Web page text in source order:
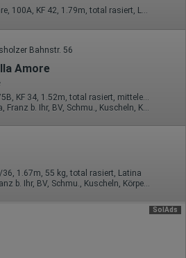
Besuchs
TS, 29 Jahre, 100A, KF 42, 1.79m, total rasiert, Latina
Bahnstr. 56
Amore
ZK, 69, NSa, Franz b. Ihr, BV, Schmu., Kuscheln, Körperküs.
36, 1.67m, 55 kg, total rasiert, Latina
69, GF6, Franz b. Ihr, BV, Schmu., Kuscheln, Körperküs., DSa
SolAds